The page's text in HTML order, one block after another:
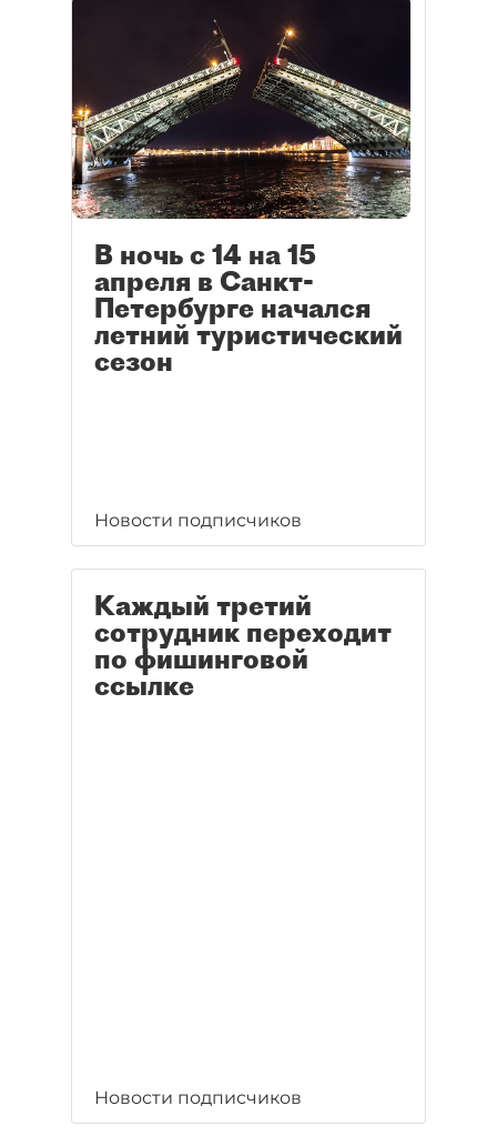
В ночь с 14 на 15
апреля в Санкт-
Петербурге начался
летний туристический
сезон
Новости подписчиков
Каждый третий
сотрудник переходит
по фишинговой
ссылке
Новости подписчиков